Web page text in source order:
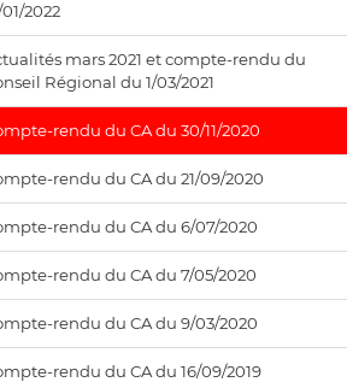
01/2022
mars 2021 et compte-rendu du
Régional du 1/03/2021
rendu du CA du 30/11/2020
rendu du CA du 21/09/2020
rendu du CA du 6/07/2020
rendu du CA du 7/05/2020
rendu du CA du 9/03/2020
rendu du CA du 16/09/2019